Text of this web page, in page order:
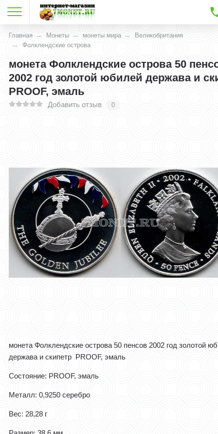
Главная Монеты монеты мира
Великобритания
Фолклендские острова
монета Фолклендские острова 50
2002 год золотой юбилей держава и
PROOF, эмаль
Добавить отзыв 0
монета Фолклендские острова 50 пенсов 2002 год золотой
держава и скипетр PROOF, эмаль
Состояние: PROOF, эмаль
Металл: 0,9250 серебро
Вес: 28,28 г